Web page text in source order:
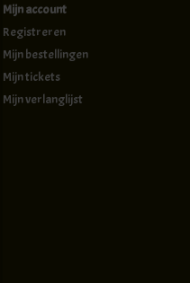
Mijn account
Registreren
Mijn bestellingen
Mijn tickets
Mijn verlanglijst